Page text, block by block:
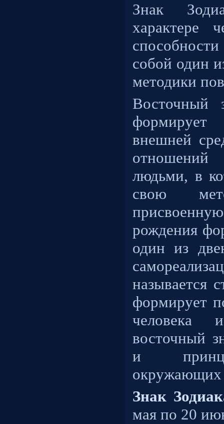
Знак
характере
способности
собой один
методики
Восточный
внешней
людьми, в
свою
рождения
один из
называется
формирует
восточный
и
окружающих
Знак
мая по 20